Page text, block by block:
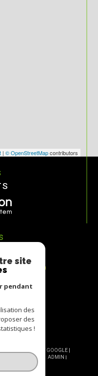
| © OpenStreetMapcontributors
POWERED BY GOOGLE |
LÉGALES
ADMIN
site
pendant
des
des
!